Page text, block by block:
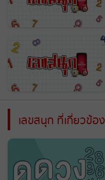
เลขสนุก ที่เกี่ยวข้อง